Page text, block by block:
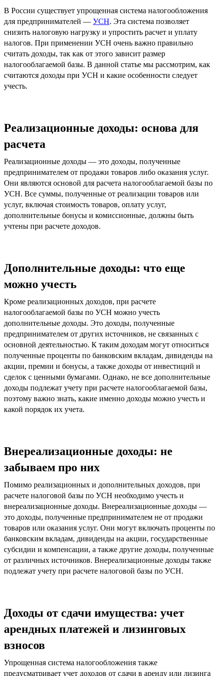
В России существует упрощенная система налогообложения
для предпринимателей — УСН. Эта система позволяет
снизить налоговую нагрузку и упростить расчет и уплату
налогов. При применении УСН очень важно правильно
считать доходы, так как от этого зависит размер
налогооблагаемой базы. В данной статье мы рассмотрим, как
считаются доходы при УСН и какие особенности следует
учесть.
Реализационные доходы: основа для
расчета
Реализационные доходы — это доходы, полученные
предпринимателем от продажи товаров либо оказания услуг.
Они являются основой для расчета налогооблагаемой базы по
УСН. Все суммы, полученные от реализации товаров или
услуг, включая стоимость товаров, оплату услуг,
дополнительные бонусы и комиссионные, должны быть
учтены при расчете доходов.
Дополнительные доходы: что еще
можно учесть
Кроме реализационных доходов, при расчете
налогооблагаемой базы по УСН можно учесть
дополнительные доходы. Это доходы, полученные
предпринимателем от других источников, не связанных с
основной деятельностью. К таким доходам могут относиться
полученные проценты по банковским вкладам, дивиденды на
акции, премии и бонусы, а также доходы от инвестиций и
сделок с ценными бумагами. Однако, не все дополнительные
доходы подлежат учету при расчете налогооблагаемой базы,
поэтому важно знать, какие именно доходы можно учесть и
какой порядок их учета.
Внереализационные доходы: не
забываем про них
Помимо реализационных и дополнительных доходов, при
расчете налоговой базы по УСН необходимо учесть и
внереализационные доходы. Внереализационные доходы —
это доходы, полученные предпринимателем не от продажи
товаров или оказания услуг. Они могут включать проценты по
банковским вкладам, дивиденды на акции, государственные
субсидии и компенсации, а также другие доходы, полученные
от различных источников. Внереализационные доходы также
подлежат учету при расчете налоговой базы по УСН.
Доходы от сдачи имущества: учет
арендных платежей и лизинговых
взносов
Упрощенная система налогообложения также
предусматривает учет доходов от сдачи в аренду или лизинга